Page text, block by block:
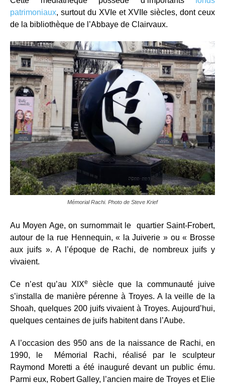
patrimoniaux, surtout du XVIe et XVIIe siècles, dont ceux
de la bibliothèque de l’Abbaye de Clairvaux.
Mémorial Rachi. Photo de Steve Krief
Au Moyen Age, on surnommait le quartier Saint-Frobert,
autour de la rue Hennequin, « la Juiverie » ou « Brosse
aux juifs ». A l’époque de Rachi, de nombreux juifs y
vivaient.
Ce n’est qu’au XIXe
siècle que la communauté juive
s’installa de manière pérenne à Troyes. A la veille de la
Shoah, quelques 200 juifs vivaient à Troyes. Aujourd’hui,
quelques centaines de juifs habitent dans l’Aube.
A l’occasion des 950 ans de la naissance de Rachi, en
1990, le Mémorial Rachi, réalisé par le sculpteur
Raymond Moretti a été inauguré devant un public ému.
Parmi eux, Robert Galley, l’ancien maire de Troyes et Elie